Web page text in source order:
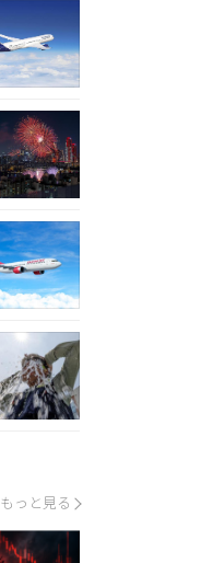
もっと見る